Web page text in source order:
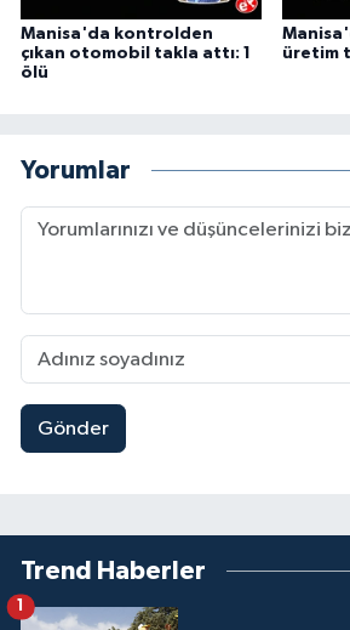
Manisa'da kontrolden
çıkan otomobil takla attı: 1
ölü
üretim
Yorumlar
Gönder
Trend Haberler
1